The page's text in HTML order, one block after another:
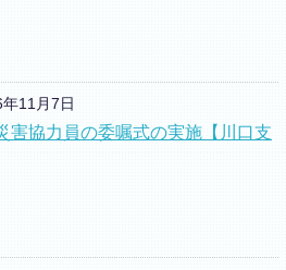
11月7日
害協力員の委嘱式の実施【川口支